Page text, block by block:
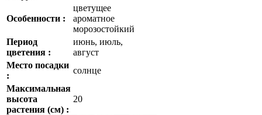
Особенности :
цветущее
ароматное
морозостойкий
Период
цветения :
июнь, июль,
август
Место посадки
:
солнце
Максимальная
высота
растения (см) :
20